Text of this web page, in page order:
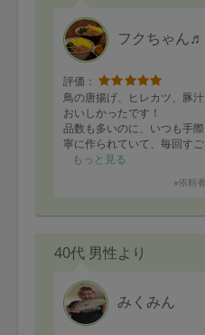
フクちゃん♬
評価：
鳥の唐揚げ、ヒレカツ、豚
おいしかったです！
品数も多いのに、いつも手
寧に作られていて、毎回す
お料理の味はもちろんです
にありがとうございます。
もっと見る
※依頼
40代 男性より
みくみん